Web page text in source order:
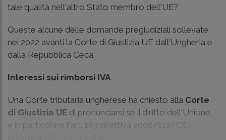
tale qualità nell'altro Stato membro dell'UE?
Queste alcune delle domande pregiudiziali sollevate
nel 2022 avanti la Corte di Giustizia UE dall'Ungheria e
dalla Repubblica Ceca.
Interessi sui rimborsi IVA
Una Corte tributaria ungherese ha chiesto alla Corte
di Giustizia UE di pronunciarsi se il diritto dell'Unione,
e in particolare l'art. 183 direttiva 2006/112/CE i